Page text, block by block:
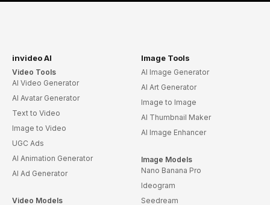
invideo AI
Video Tools
AI Video Generator
AI Avatar Generator
Text to Video
Image to Video
UGC Ads
AI Animation Generator
AI Ad Generator
Video Models
Image Tools
AI Image Generator
AI Art Generator
Image to Image
AI Thumbnail Maker
AI Image Enhancer
Image Models
Nano Banana Pro
Ideogram
Seedream